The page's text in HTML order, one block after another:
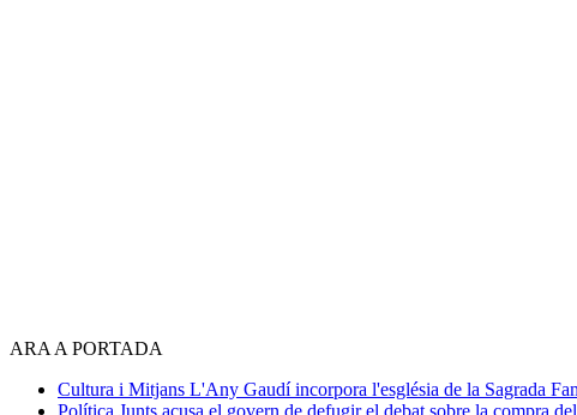
ARA A PORTADA
Cultura i Mitjans L'Any Gaudí incorpora l'església de la Sagrada
Política Junts acusa el govern de defugir el debat sobre la compra